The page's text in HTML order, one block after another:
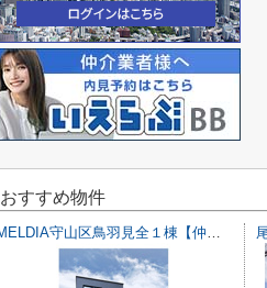
おすすめ物件
MELDIA守山区鳥羽見全１棟【仲介手数料無料 鳥羽見小】